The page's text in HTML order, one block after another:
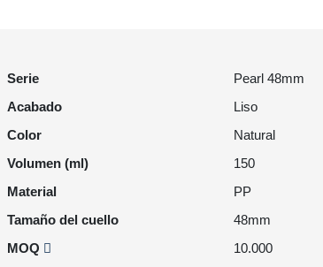
Serie
Pearl 48mm
Acabado
Liso
Color
Natural
Volumen (ml)
150
Material
PP
Tamaño del cuello
48mm
MOQ
10.000